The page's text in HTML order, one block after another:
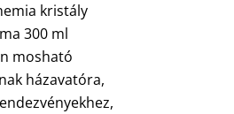
kristály
300 ml
mosható
házavatóra,